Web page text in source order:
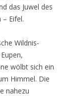
das Juwel des
Eifel.
Wildnis-
wölbt sich ein
Himmel. Die
nahezu